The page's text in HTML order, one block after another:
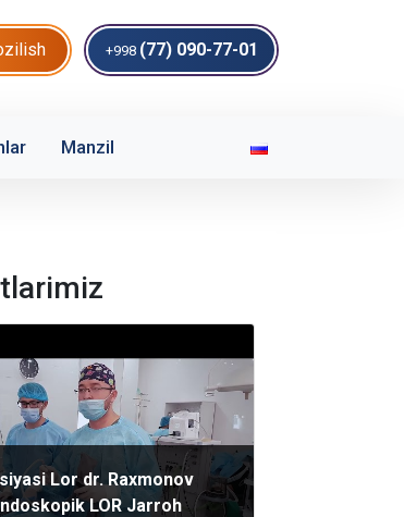
+998 (77) 090-77-01
Manzil
Lor dr. Raxmonov
LOR Jarroh